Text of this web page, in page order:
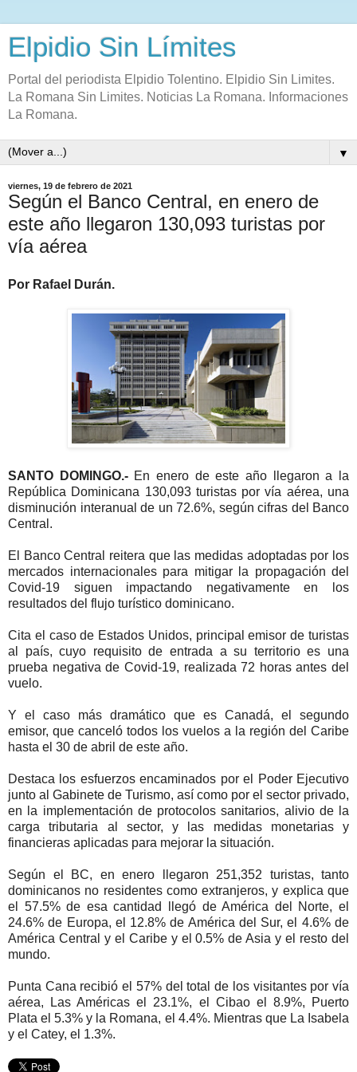
Elpidio Sin Límites
Portal del periodista Elpidio Tolentino. Elpidio Sin Limites.
La Romana Sin Limites. Noticias La Romana. Informaciones
La Romana.
▼
viernes, 19 de febrero de 2021
Según el Banco Central, en enero de
este año llegaron 130,093 turistas por
vía aérea
Por Rafael Durán.
SANTO DOMINGO.- En enero de este año llegaron a la
República Dominicana 130,093 turistas por vía aérea, una
disminución interanual de un 72.6%, según cifras del Banco
Central.
El Banco Central reitera que las medidas adoptadas por los
mercados internacionales para mitigar la propagación del
Covid-19 siguen impactando negativamente en los
resultados del flujo turístico dominicano.
Cita el caso de Estados Unidos, principal emisor de turistas
al país, cuyo requisito de entrada a su territorio es una
prueba negativa de Covid-19, realizada 72 horas antes del
vuelo.
Y el caso más dramático que es Canadá, el segundo
emisor, que canceló todos los vuelos a la región del Caribe
hasta el 30 de abril de este año.
Destaca los esfuerzos encaminados por el Poder Ejecutivo
junto al Gabinete de Turismo, así como por el sector privado,
en la implementación de protocolos sanitarios, alivio de la
carga tributaria al sector, y las medidas monetarias y
financieras aplicadas para mejorar la situación.
Según el BC, en enero llegaron 251,352 turistas, tanto
dominicanos no residentes como extranjeros, y explica que
el 57.5% de esa cantidad llegó de América del Norte, el
24.6% de Europa, el 12.8% de América del Sur, el 4.6% de
América Central y el Caribe y el 0.5% de Asia y el resto del
mundo.
Punta Cana recibió el 57% del total de los visitantes por vía
aérea, Las Américas el 23.1%, el Cibao el 8.9%, Puerto
Plata el 5.3% y la Romana, el 4.4%. Mientras que La Isabela
y el Catey, el 1.3%.